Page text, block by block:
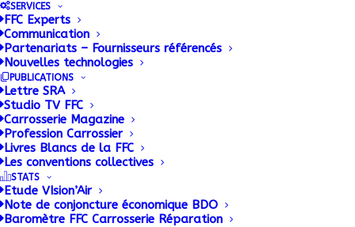
SERVICES
FFC Experts
Communication
Partenariats – Fournisseurs référencés
Nouvelles technologies
PUBLICATIONS
Lettre SRA
Studio TV FFC
Carrosserie Magazine
Profession Carrossier
Livres Blancs de la FFC
Les conventions collectives
STATS
Etude VIsion’Air
Note de conjoncture économique BDO
Baromètre FFC Carrosserie Réparation
La FFC CONSTRUCTEURS met à
disposition des ses adhérents une base
documentaire alimentée en permanence.